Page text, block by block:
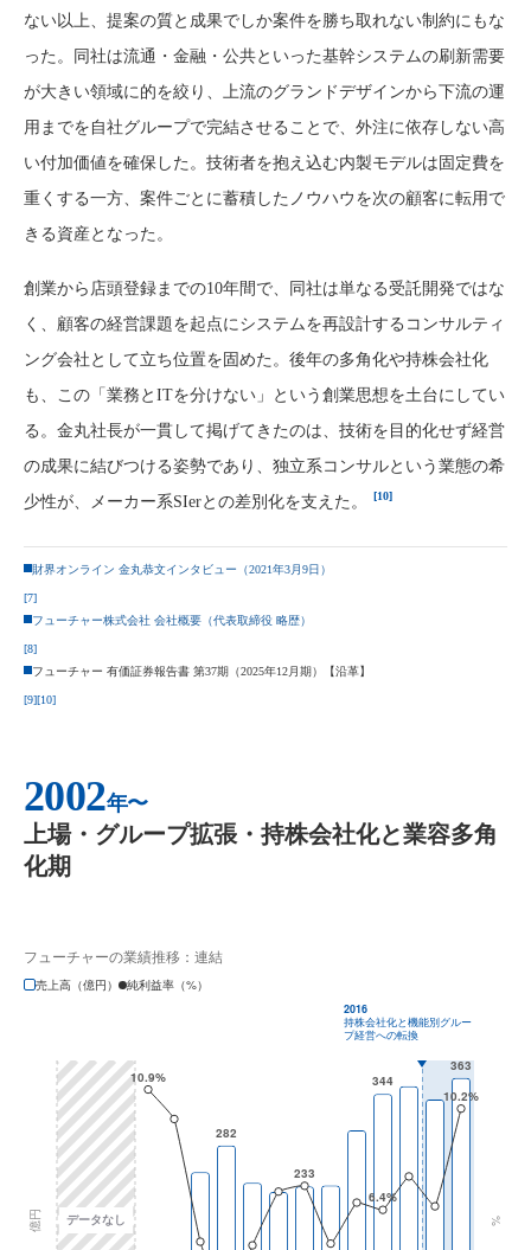
ない以上、提案の質と成果でしか案件を勝ち取れない制約にもな
った。同社は流通・金融・公共といった基幹システムの刷新需要
が大きい領域に的を絞り、上流のグランドデザインから下流の運
用までを自社グループで完結させることで、外注に依存しない高
い付加価値を確保した。技術者を抱え込む内製モデルは固定費を
重くする一方、案件ごとに蓄積したノウハウを次の顧客に転用で
きる資産となった。
創業から店頭登録までの10年間で、同社は単なる受託開発ではな
く、顧客の経営課題を起点にシステムを再設計するコンサルティ
ング会社として立ち位置を固めた。後年の多角化や持株会社化
も、この「業務とITを分けない」という創業思想を土台にしてい
る。金丸社長が一貫して掲げてきたのは、技術を目的化せず経営
の成果に結びつける姿勢であり、独立系コンサルという業態の希
少性が、メーカー系SIerとの差別化を支えた。
[10]
財界オンライン 金丸恭文インタビュー（2021年3月9日）
[7]
フューチャー株式会社 会社概要（代表取締役 略歴）
[8]
フューチャー 有価証券報告書 第37期（2025年12月期）【沿革】
[9][10]
2002年〜
上場・グループ拡張・持株会社化と業容多角
化期
フューチャーの業績推移：連結
売上高（億円）
純利益率（%）